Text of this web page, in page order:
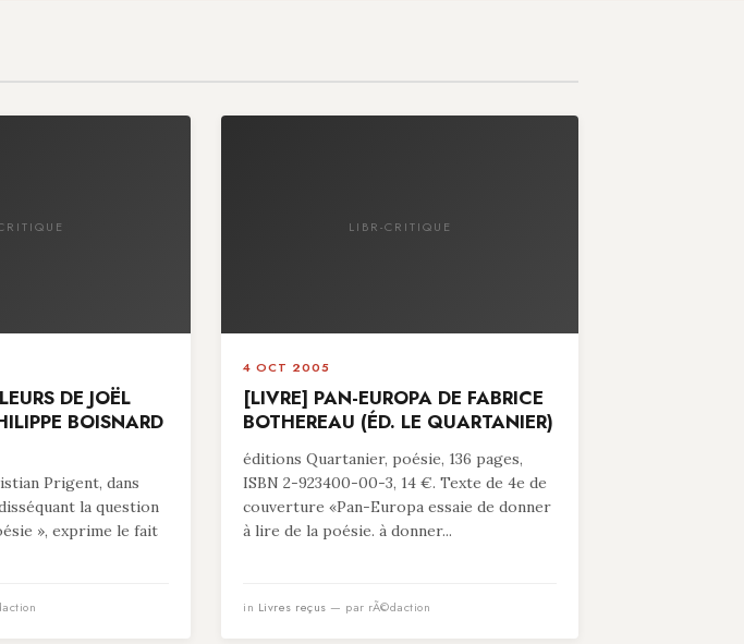
DE JOËL
BOISNARD
Prigent, dans
la question
», exprime le fait
LIBR-CRITIQUE
4 OCT 2005
[LIVRE] PAN-EUROPA DE FABRICE
BOTHEREAU (ÉD. LE QUARTANIER)
éditions Quartanier, poésie, 136 pages,
ISBN 2-923400-00-3, 14 €. Texte de 4e de
couverture «Pan-Europa essaie de donner
à lire de la poésie. à donner...
in Livres reçus — par rÃ©daction